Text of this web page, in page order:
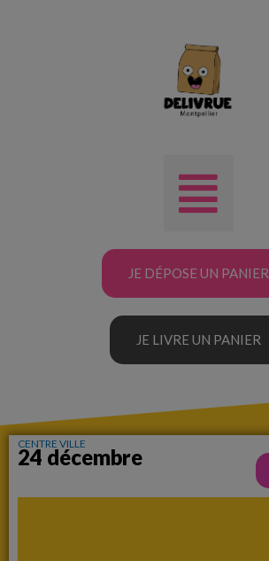
JE DÉPOSE UN PANIER
JE LIVRE UN PANIER
CENTRE VILLE
24 décembre